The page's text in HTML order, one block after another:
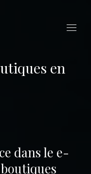
en
dans le e-